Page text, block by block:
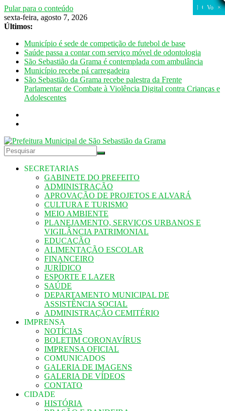
Pular para o conteúdo
sexta-feira, agosto 7, 2026
Últimos:
Município é sede de competição de futebol de base
Saúde passa a contar com serviço móvel de odontologia
São Sebastião da Grama é contemplada com ambulância
Município recebe pá carregadeira
São Sebastião da Grama recebe palestra da Frente
Parlamentar de Combate à Violência Digital contra Crianças e
Adolescentes
SECRETARIAS
GABINETE DO PREFEITO
ADMINISTRAÇÃO
APROVAÇÃO DE PROJETOS E ALVARÁ
CULTURA E TURISMO
MEIO AMBIENTE
PLANEJAMENTO, SERVIÇOS URBANOS E
VIGILÂNCIA PATRIMONIAL
EDUCAÇÃO
ALIMENTAÇÃO ESCOLAR
FINANCEIRO
JURÍDICO
ESPORTE E LAZER
SAÚDE
DEPARTAMENTO MUNICIPAL DE
ASSISTÊNCIA SOCIAL
ADMINISTRAÇÃO CEMITÉRIO
IMPRENSA
NOTÍCIAS
BOLETIM CORONAVÍRUS
IMPRENSA OFICIAL
COMUNICADOS
GALERIA DE IMAGENS
GALERIA DE VÍDEOS
CONTATO
CIDADE
HISTÓRIA
Fechar
Fechar
Fechar
CLOSE
CLOSE
CLOSE
CLOSE
CLOSE
CLOSE
CLOSE
CLOSE
FECHAR
CLOSE
CLOSE
Fechar
Fechar
CLOSE
FECHAR
CLOSE
CLOSE
CLOSE
CLOSE
CLOSE
CLOSE
CLOSE
Voltar
×
×